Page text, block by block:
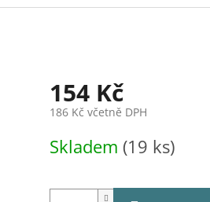
154 Kč
186 Kč včetně DPH
cena:
Skladem (19 ks)